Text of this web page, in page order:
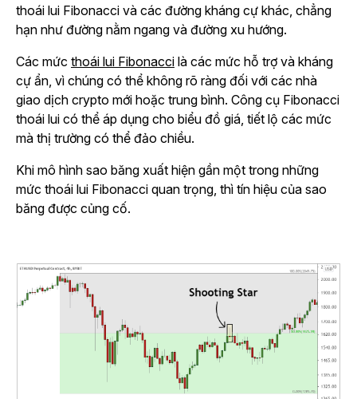
thoái lui Fibonacci và các đường kháng cự khác, chẳng
hạn như đường nằm ngang và đường xu hướng.
Các mức thoái lui Fibonacci là các mức hỗ trợ và kháng
cự ẩn, vì chúng có thể không rõ ràng đối với các nhà
giao dịch crypto mới hoặc trung bình. Công cụ Fibonacci
thoái lui có thể áp dụng cho biểu đồ giá, tiết lộ các mức
mà thị trường có thể đảo chiều.
Khi mô hình sao băng xuất hiện gần một trong những
mức thoái lui Fibonacci quan trọng, thì tín hiệu của sao
băng được củng cố.